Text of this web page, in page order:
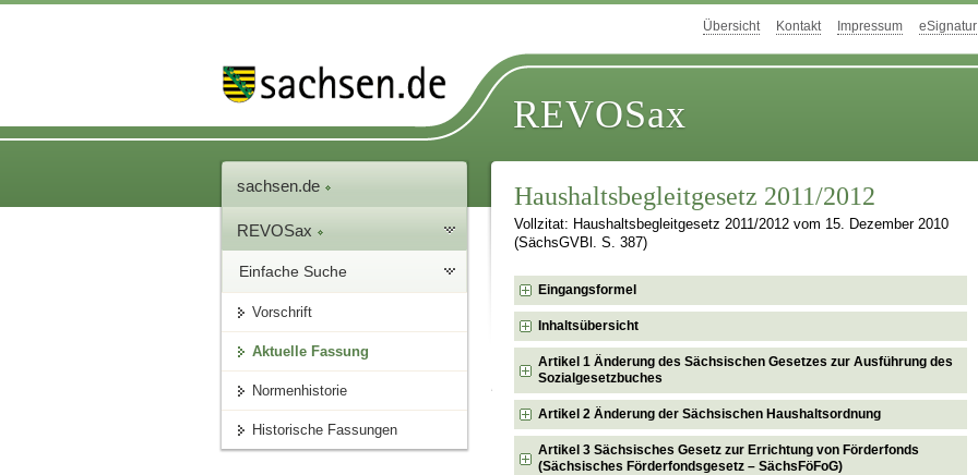
Übersicht Kontakt Impressum eSignatur
REVOSax
sachsen.de
REVOSax
Einfache Suche
Vorschrift
Aktuelle Fassung
Normenhistorie
Historische Fassungen
Haushaltsbegleitgesetz 2011/2012
Vollzitat: Haushaltsbegleitgesetz 2011/2012 vom 15. Dezember 2010
(SächsGVBl. S. 387)
Eingangsformel
Inhaltsübersicht
Artikel 1 Änderung des Sächsischen Gesetzes zur Ausführung des
Sozialgesetzbuches
Artikel 2 Änderung der Sächsischen Haushaltsordnung
Artikel 3 Sächsisches Gesetz zur Errichtung von Förderfonds
(Sächsisches Förderfondsgesetz – SächsFöFoG)